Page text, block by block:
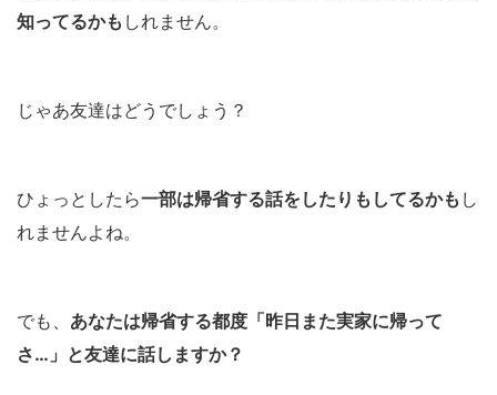
知ってるかも しれません。
じゃあ友達はどうでしょう？
ひょっとしたら一部は帰省する話をしたりもしてるかも し
れませんよね。
でも、 あなたは帰省する都度「昨日また実家に帰って
さ…」と友達に話しますか？